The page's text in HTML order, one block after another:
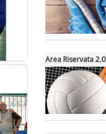
Area Riservata 2.0